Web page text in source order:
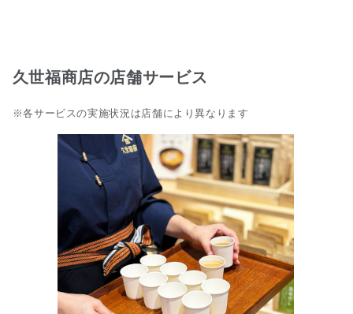
久世福商店の店舗サービス
※各サービスの実施状況は店舗により異なります